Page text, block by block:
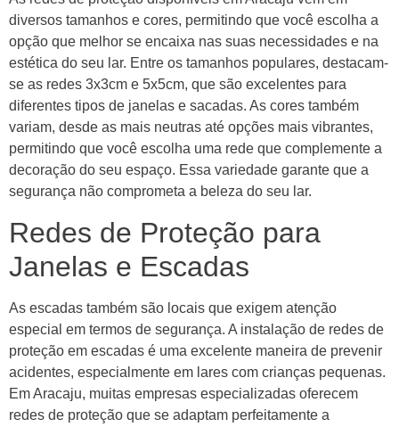
diversos tamanhos e cores, permitindo que você escolha a
opção que melhor se encaixa nas suas necessidades e na
estética do seu lar. Entre os tamanhos populares, destacam-
se as redes 3x3cm e 5x5cm, que são excelentes para
diferentes tipos de janelas e sacadas. As cores também
variam, desde as mais neutras até opções mais vibrantes,
permitindo que você escolha uma rede que complemente a
decoração do seu espaço. Essa variedade garante que a
segurança não comprometa a beleza do seu lar.
Redes de Proteção para
Janelas e Escadas
As escadas também são locais que exigem atenção
especial em termos de segurança. A instalação de redes de
proteção em escadas é uma excelente maneira de prevenir
acidentes, especialmente em lares com crianças pequenas.
Em Aracaju, muitas empresas especializadas oferecem
redes de proteção que se adaptam perfeitamente a